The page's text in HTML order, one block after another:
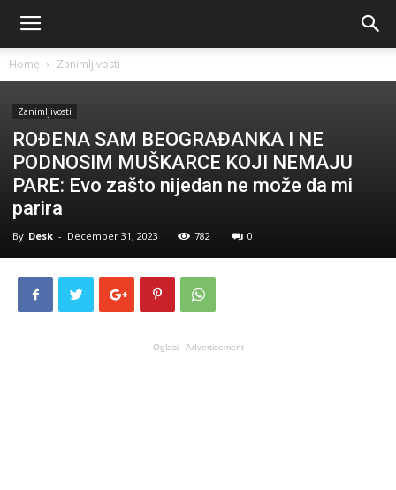
Home Zanimljivosti
Zanimljivosti
ROĐENA SAM BEOGRAĐANKA I NE
PODNOSIM MUŠKARCE KOJI NEMAJU
PARE: Evo zašto nijedan ne može da mi
parira
By Desk - December 31, 2023 782 0
Oglasi - Advertisement